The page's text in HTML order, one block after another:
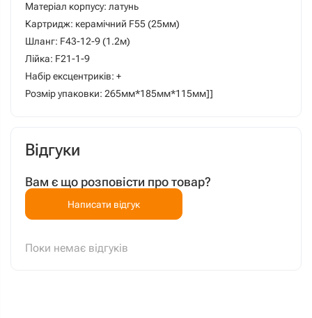
Матеріал корпусу: латунь
Картридж: керамічний F55 (25мм)
Шланг: F43-12-9 (1.2м)
Лійка: F21-1-9
Набір ексцентриків: +
Розмір упаковки: 265мм*185мм*115мм]]
Відгуки
Вам є що розповісти про товар?
Написати відгук
Поки немає відгуків